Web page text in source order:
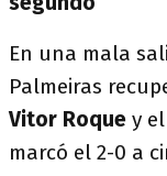
En una mala
Palmeiras
Vitor Roque y
marcó el 2-0 a